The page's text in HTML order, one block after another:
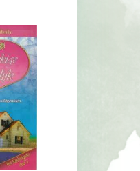
Henüz Her Şey
Zeus Kabadayı